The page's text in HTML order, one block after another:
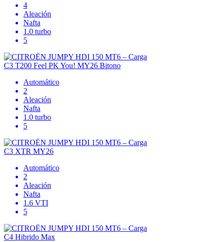
4
Aleación
Nafta
1.0 turbo
5
C3 T200 Feel PK You! MY26 Bitono
Automático
2
Aleación
Nafta
1.0 turbo
5
C3 XTR MY26
Automático
2
Aleación
Nafta
1.6 VTI
5
C4 Hibrido Max